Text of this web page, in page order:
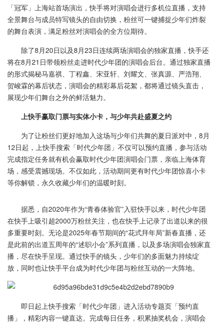
「冠军」上海站首场演出，快手将对演唱会进行多机位直播，支持
全景舞台与成员特写镜头的自由切换，粉丝可一键捕捉少年们炸裂
的舞台表演，满足粉丝对演唱会的全方位期待。
除了8月20日以及8月23日连续两场演唱会的独家直播，快手还
将在8月21日带领粉丝走进时代少年团的演唱会后台。通过独家直播
的形式揭秘马嘉祺、丁程鑫、宋亚轩、刘耀文、张真源、严浩翔、
贺峻霖的幕后状态，演唱会的精彩幕后花絮，都将通过镜头直击，
展现少年们舞台之外的鲜活魅力。
上快手赢取门票与实体小卡，与少年共赴盛夏之约
为了让粉丝们更好地加入这场与少年们共舞的夏日派对中，8月
12日起，上快手搜索「时代少年团」不仅可以预约直播，参与活动
完成指定任务就有机会赢取时代少年团演唱会门票，亲临上海体育
场，感受震撼现场。不仅如此，活动期间更有时代少年团惊喜小卡
等你解锁，永久收藏少年们的温暖时刻。
据悉，自2020年作为“青春体验官”入驻快手以来，时代少年团
在快手上吸引超2000万粉丝关注，也在快手上记录了出道以来的很
多重要时刻。无论是2025年春节期间的“花式拜年局”新春直播，还
是此前的出道五周年的“述职小会”系列直播，以及多场演唱会独家直
播，尽在快手呈现。通过快手的镜头，少年们的多面魅力持续绽
放，同时也让快手平台成为时代少年团与粉丝互动的一大阵地。
即日起上快手搜索「时代少年团」进入活动专题页「预约直
播」，精彩内容一键直达。完成每日任务，积累抽奖机会，演唱会